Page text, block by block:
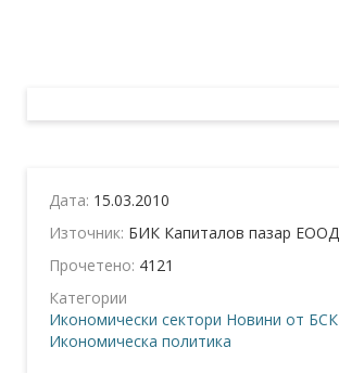
Дата: 15.03.2010
Източник: БИК Капиталов пазар ЕООД
Прочетено: 4121
Категории
Икономически сектори Новини от БСК
Икономическа политика